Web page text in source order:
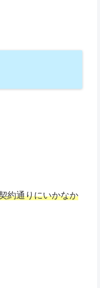
約通りにいかなか